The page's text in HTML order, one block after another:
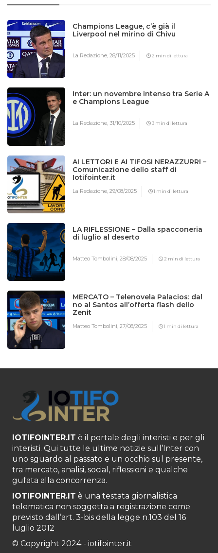
Champions League, c’è già il
Liverpool nel mirino di Chivu
La Redazione,28/11/2025 2 min di lettura
Inter: un novembre intenso tra Serie A
e Champions League
La Redazione,31/10/2025 3 min di lettura
AI LETTORI E AI TIFOSI NERAZZURRI –
Comunicazione dello staff di
Iotifointer.it
La Redazione,29/08/2025 1 min di lettura
LA RIFLESSIONE – Dalla spacconeria
di luglio al deserto
Matteo Tombolini,28/08/2025 2 min di lettura
MERCATO – Telenovela Palacios: dal
no al Santos all’offerta flash dello
Zenit
Matteo Tombolini,27/08/2025 1 min di lettura
IOTIFOINTER.IT è il portale degli interisti e per gli
interisti. Qui tutte le ultime notizie sull’Inter con
uno sguardo al passato e un occhio sul presente,
tra mercato, analisi, social, riflessioni e qualche
gufata alla concorrenza.
IOTIFOINTER.IT è una testata giornalistica
telematica non soggetta a registrazione come
previsto dall’art. 3-bis della legge n.103 del 16
luglio 2012
© Copyright 2024 - iotifointer.it